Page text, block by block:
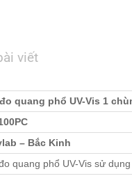
viết
quang phổ UV-Vis 1
– Bắc Kinh
quang phổ UV-Vis sử